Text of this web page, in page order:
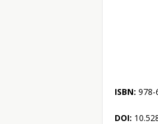
ISBN: 978-
DOI: